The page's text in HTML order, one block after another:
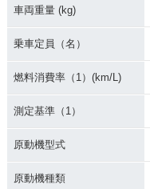
車両重量 (kg)
乗車定員（名）
燃料消費率（1）(km/L)
測定基準（1）
原動機型式
原動機種類